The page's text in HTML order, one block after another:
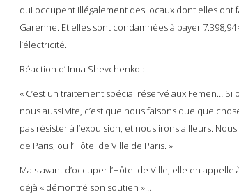
qui occupent illégalement des locaux dont elles ont
Garenne. Et elles sont condamnées à payer
l’électricité.
Réaction d’ Inna Shevchenko :
« C’est un traitement spécial réservé aux Femen…
nous aussi vite, c’est que nous faisons quelque
pas résister à l’expulsion, et nous irons ailleurs.
de Paris, ou l’Hôtel de Ville de Paris. »
Mais avant d’occuper l’Hôtel de Ville, elle en
déjà « démontré son soutien »…